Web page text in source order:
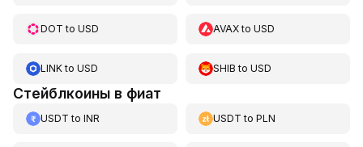
DOT to USD AVAXtoUSD
LINKto USD SHIB toUSD
Стейблкоины в фиат
USDT to INR USDT toPLN